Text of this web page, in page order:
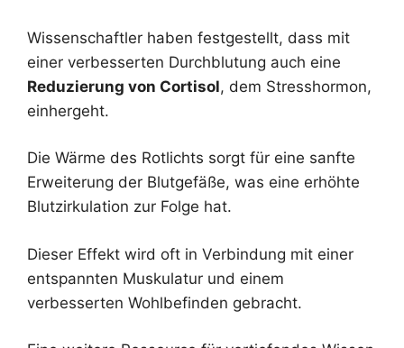
Wissenschaftler haben festgestellt, dass mit
einer verbesserten Durchblutung auch eine
Reduzierung von Cortisol, dem Stresshormon,
einhergeht.
Die Wärme des Rotlichts sorgt für eine sanfte
Erweiterung der Blutgefäße, was eine erhöhte
Blutzirkulation zur Folge hat.
Dieser Effekt wird oft in Verbindung mit einer
entspannten Muskulatur und einem
verbesserten Wohlbefinden gebracht.